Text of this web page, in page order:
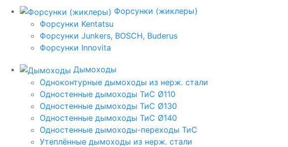
Форсунки (жиклеры)
Форсунки Kentatsu
Форсунки Junkers, BOSCH, Buderus
Форсунки Innovita
Дымоходы
Одноконтурные дымоходы из нерж. стали
Одностенные дымоходы ТиС Ø110
Одностенные дымоходы ТиС Ø130
Одностенные дымоходы ТиС Ø140
Одностенные дымоходы-переходы ТиС
Утеплённые дымоходы из нерж. стали